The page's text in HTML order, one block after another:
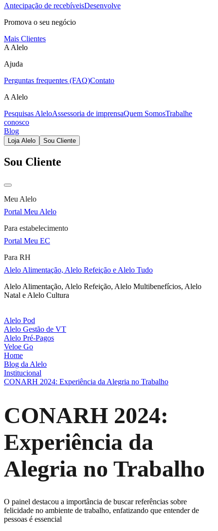
Antecipação de recebíveisDesenvolve
Promova o seu negócio
Mais Clientes
A Alelo
Ajuda
Perguntas frequentes (FAQ)Contato
A Alelo
Pesquisas AleloAssessoria de imprensaQuem SomosTrabalhe
conosco
Blog
Loja Alelo Sou Cliente
Sou Cliente
Meu Alelo
Portal Meu Alelo
Para estabelecimento
Portal Meu EC
Para RH
Alelo Alimentação, Alelo Refeição e Alelo Tudo
Alelo Alimentação, Alelo Refeição, Alelo Multibenefícios, Alelo
Natal e Alelo Cultura
Alelo Pod
Alelo Gestão de VT
Alelo Pré-Pagos
Veloe Go
Home
Blog da Alelo
Institucional
CONARH 2024: Experiência da Alegria no Trabalho
CONARH 2024:
Experiência da
Alegria no Trabalho
O painel destacou a importância de buscar referências sobre
felicidade no ambiente de trabalho, enfatizando que entender de
pessoas é essencial